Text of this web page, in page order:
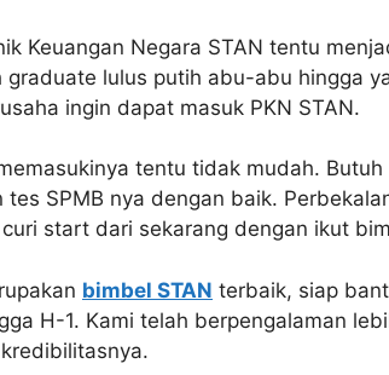
Keuangan Negara STAN tentu
graduate lulus putih abu-abu hingga
ingin dapat masuk PKN STAN.
tentu tidak mudah.
tes SPMB nya dengan baik.
start dari sekarang dengan ikut
bimbel STAN terbaik, siap
H-1. Kami telah berpengalaman